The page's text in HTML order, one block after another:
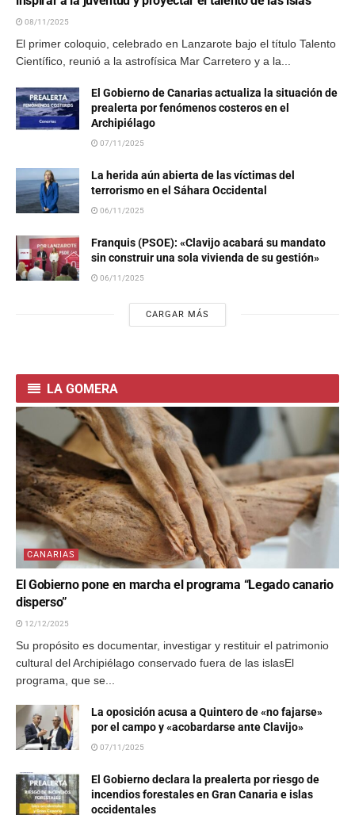
08/11/2025
El primer coloquio, celebrado en Lanzarote bajo el título Talento
Científico, reunió a la astrofísica Mar Carretero y a la...
El Gobierno de Canarias actualiza la situación de
prealerta por fenómenos costeros en el
Archipiélago
07/11/2025
La herida aún abierta de las víctimas del
terrorismo en el Sáhara Occidental
06/11/2025
Franquis (PSOE): «Clavijo acabará su mandato
sin construir una sola vivienda de su gestión»
06/11/2025
CARGAR MÁS
LA GOMERA
CANARIAS
El Gobierno pone en marcha el programa “Legado canario
disperso”
12/12/2025
Su propósito es documentar, investigar y restituir el patrimonio
cultural del Archipiélago conservado fuera de las islasEl
programa, que se...
La oposición acusa a Quintero de «no fajarse»
por el campo y «acobardarse ante Clavijo»
07/11/2025
El Gobierno declara la prealerta por riesgo de
incendios forestales en Gran Canaria e islas
occidentales